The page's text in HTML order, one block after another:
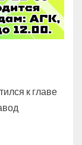
к главе